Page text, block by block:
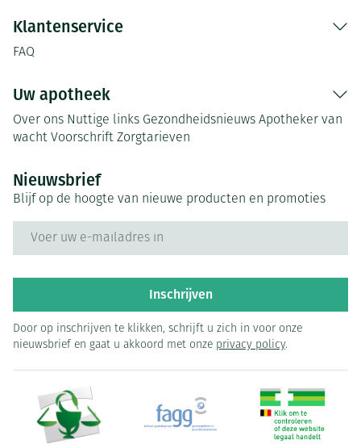
Klantenservice
FAQ
Uw apotheek
Over ons Nuttige links Gezondheidsnieuws Apotheker van
wacht Voorschrift Zorgtarieven
Nieuwsbrief
Blijf op de hoogte van nieuwe producten en promoties
Inschrijven
Door op inschrijven te klikken, schrijft u zich in voor onze
nieuwsbrief en gaat u akkoord met onze privacy policy.